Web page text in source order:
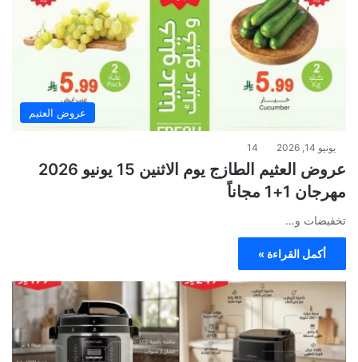
عروض العثيم
يونيو 14, 2026 14
عروض العثيم الطازج يوم الاثنين 15 يونيو 2026
مهرجان 1+1 مجاناً
تخفيضات و…
أكمل القراءة »